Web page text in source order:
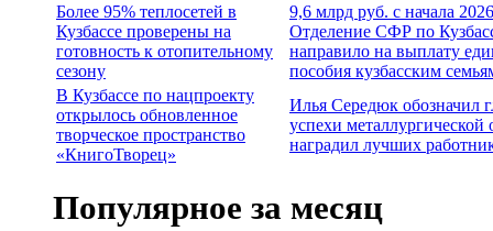
Более 95% теплосетей в
Кузбассе проверены на
готовность к отопительному
сезону
9,6 млрд руб. с начала
Отделение СФР по
направило на выплату
пособия кузбасским
В Кузбассе по нацпроекту
открылось обновленное
творческое пространство
«КнигоТворец»
Илья Середюк обозначил
успехи металлургической
наградил лучших
Популярное за месяц